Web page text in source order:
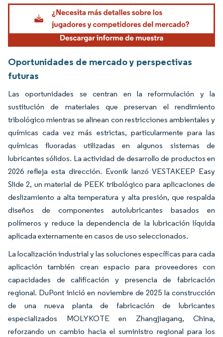
Imagen © Mordor Intelligence. El uso requiere atribución según CC BY 4.0.
Oportunidades de mercado y perspectivas
futuras
Las oportunidades se centran en la reformulación y la
sustitución de materiales que preservan el rendimiento
tribológico mientras se alinean con restricciones ambientales y
químicas cada vez más estrictas, particularmente para las
químicas fluoradas utilizadas en algunos sistemas de
lubricantes sólidos. La actividad de desarrollo de productos en
2026 refleja esta dirección. Evonik lanzó VESTAKEEP Easy
Slide 2, un material de PEEK tribológico para aplicaciones de
deslizamiento a alta temperatura y alta presión, que respalda
diseños de componentes autolubricantes basados en
polímeros y reduce la dependencia de la lubricación líquida
aplicada externamente en casos de uso seleccionados.
La localización industrial y las soluciones específicas para cada
aplicación también crean espacio para proveedores con
capacidades de calificación y presencia de fabricación
regional. DuPont inició en noviembre de 2025 la construcción
de una nueva planta de fabricación de lubricantes
especializados MOLYKOTE en Zhangjiagang, China,
reforzando un cambio hacia el suministro regional para los